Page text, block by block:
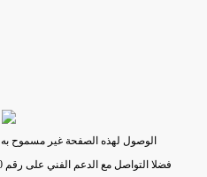
The requested URL was rejected الوصول لهذه الصفحة غير مسموح به
Please contact Service Desk at 19990 فضلا التواصل مع الدعم الفني على رقم